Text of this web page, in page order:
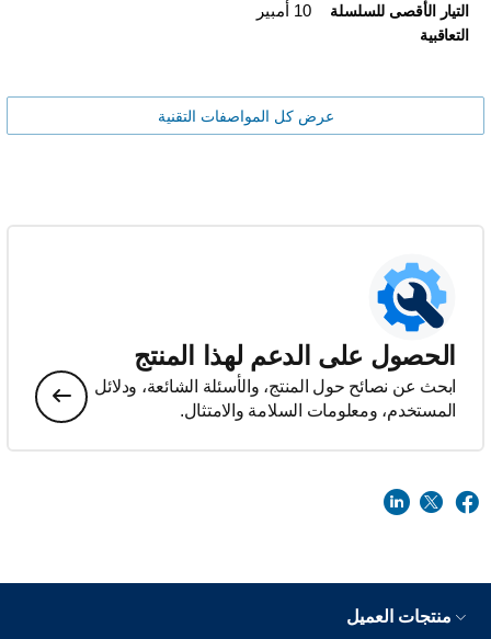
التيار الأقصى للسلسلة
التعاقبية
10 أمبير
عرض كل المواصفات التقنية
الحصول على الدعم لهذا المنتج
ابحث عن نصائح حول المنتج، والأسئلة الشائعة، ودلائل
المستخدم، ومعلومات السلامة والامتثال.
منتجات العميل